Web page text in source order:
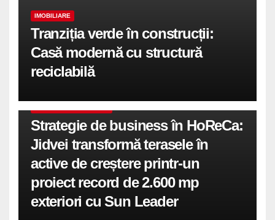
IMOBILIARE
Tranziția verde în construcții:
Casă modernă cu structură
reciclabilă
Strategie de business în HoReCa:
Jidvei transformă terasele în
active de creștere printr-un
proiect record de 2.600 mp
exteriori cu Sun Leader